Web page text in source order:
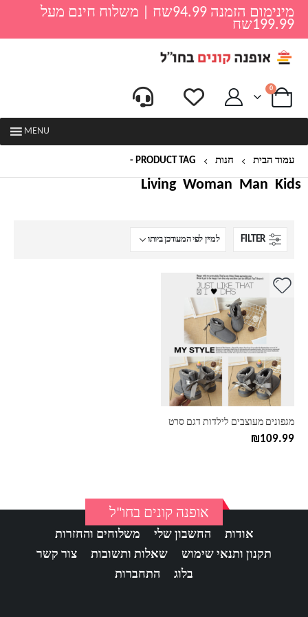
מינימום הזמנה 94.99שח | משלוח חינם מעל
199.99שח
0
MENU
עמוד הבית חנות PRODUCT TAG -
Kids
Man
Woman
Living
FILTER
מגפונים מעוצבים לילדות דגם סרט
₪109.99
למוצר
ניתן
לבחור
האפשרויות
אופנה קונים בחו"ל
אודות החשבון שלי
משלוחים והחזרות
תקנון ותנאי שימוש
שאלות ותשובות
צור קשר
בלוג
התחברות